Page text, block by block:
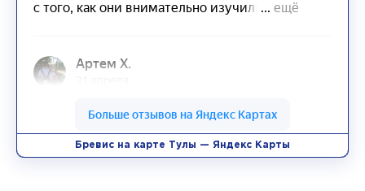
Бревис на карте Тулы — Яндекс Карты